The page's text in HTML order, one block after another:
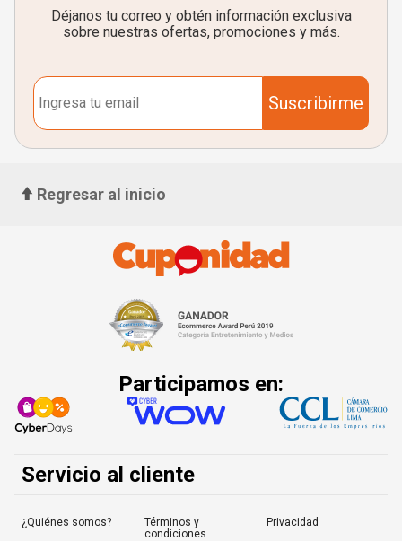
Déjanos tu correo y obtén información exclusiva
sobre nuestras ofertas, promociones y más.
Suscribirme
Regresar al inicio
Participamos en:
Servicio al cliente
¿Quiénes somos?
Términos y
condiciones
Privacidad